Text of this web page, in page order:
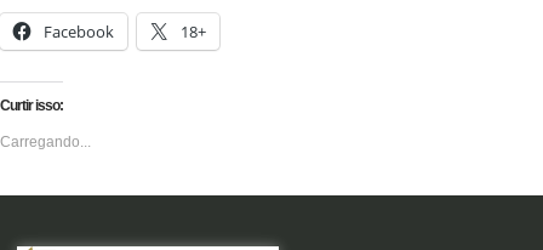
Facebook 18+
Curtir isso:
Carregando...